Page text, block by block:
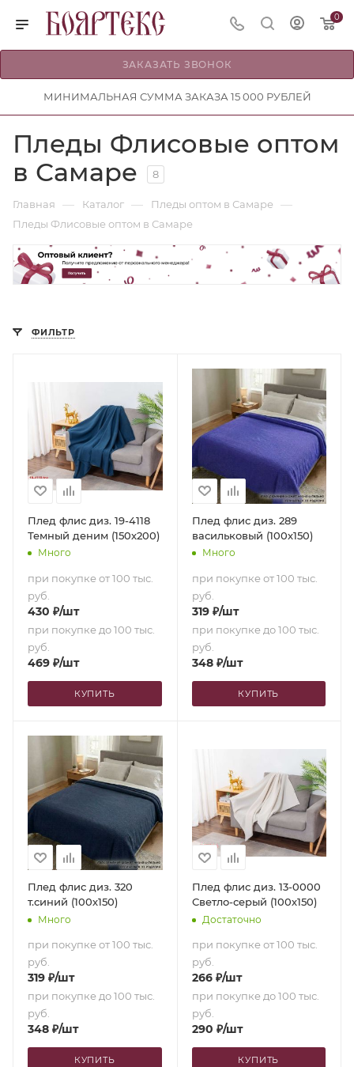
0
ЗАКАЗАТЬ ЗВОНОК
МИНИМАЛЬНАЯ СУММА ЗАКАЗА 15 000 РУБЛЕЙ
Пледы Флисовые оптом
в Самаре
8
Главная — Каталог — Пледы оптом в Самаре —
Пледы Флисовые оптом в Самаре
ФИЛЬТР
Плед флис диз. 19-4118
Темный деним (150х200)
Много
при покупке от 100 тыс.
руб.
430 ₽/шт
при покупке до 100 тыс.
руб.
469 ₽/шт
КУПИТЬ
Плед флис диз. 289
васильковый (100х150)
Много
при покупке от 100 тыс.
руб.
319₽/шт
при покупке до 100 тыс.
руб.
348₽/шт
КУПИТЬ
Плед флис диз. 320
т.синий (100х150)
Много
при покупке от 100 тыс.
руб.
319 ₽/шт
при покупке до 100 тыс.
руб.
348 ₽/шт
КУПИТЬ
Плед флис диз. 13-0000
Светло-серый (100х150)
Достаточно
при покупке от 100 тыс.
руб.
266₽/шт
при покупке до 100 тыс.
руб.
290 ₽/шт
КУПИТЬ